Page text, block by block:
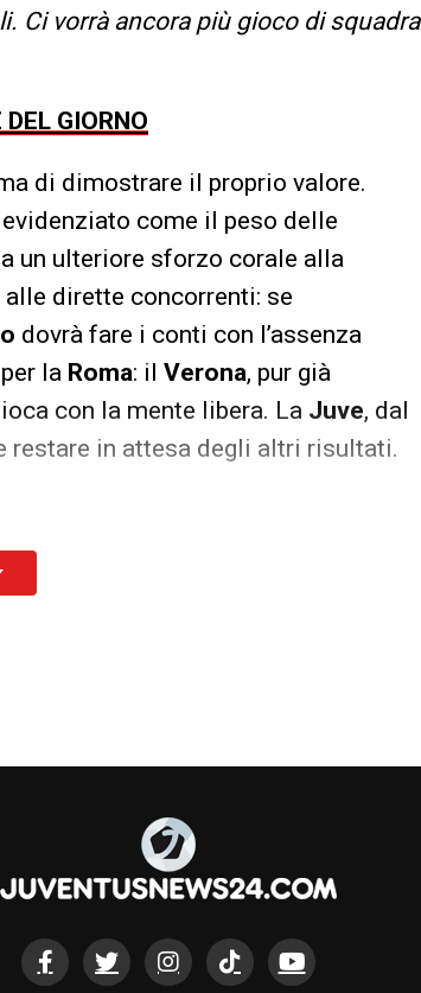
Ci vorrà ancora più gioco di squadra
GIORNO
di dimostrare il proprio valore.
evidenziato come il peso delle
un ulteriore sforzo corale alla
dirette concorrenti: se
dovrà fare i conti con l’assenza
la Roma: il Verona, pur già
con la mente libera. La Juve, dal
restare in attesa degli altri risultati.